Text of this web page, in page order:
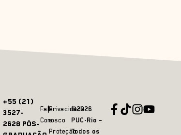
+55 (21)
3527-
2628 PÓS-
Fale
Conosco
Privacidade
e
Proteção
©2026
PUC-Rio –
Todos os